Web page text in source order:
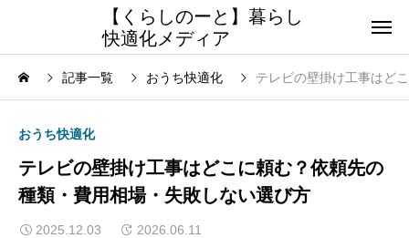
【くらしのーと】暮らし
快適化メディア
記事一覧 おうち快適化 テレビの壁掛け工事はど
おうち快適化
テレビの壁掛け工事はどこに頼む？依頼先の
種類・費用相場・失敗しない選び方
2025.12.03 2026.06.11